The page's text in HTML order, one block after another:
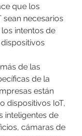
que los
sean necesarios
intentos de
de las
de la
están
dispositivos IoT,
inteligentes de
cámaras de